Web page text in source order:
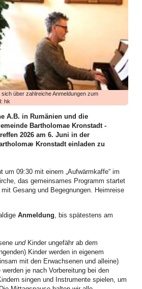
während es in der kirchlichen Presse still
sicherlich nicht gewesen. Die Frauen
vieles bewegt. Die Bilanz des ersten
Fall sehen, wie dies die zahlreichen
aufgabenreichen Auftakt das neue Jahr:
im Januar kamen Frauen aus allen Bezirken
im Elimheim in Michelsberg zusammen. Sie
um Nigeria und seine
Bibeltext aus Matthäus 11,28-30 zu
und den Gottesdienst nach der Ordnung der
um gerüstet und informiert in ihre
Werkstatt für WGT-Multiplikatorinnen war ein
Emeakaroha, der sich zu dem Zeitpunkt
Projekt in Wort und Bild vorstellte. Die
beeindruckt. Für dieses Krankenhaus, bei
der Region medizinische Verpflegung
900 Kindern Zugang zu Bildung geboten
des WGT in unserer Landeskirche
Entspannungsnachmittag an: der Einladung
folgten Mitte Februar viel mehr Frauen
(Hermannstadt) stellte zwei Methoden vor:
nach Jacobsen) und Qigong. Die
über zahlreiche Anmeldungen zum
hk
A.B. in Rumänien und die
Bartholomae Kronstadt -
2026 am 6. Juni in der
Kronstadt einladen zu
um 09:30 mit einem „Aufwärmkaffe“ im
das gemeinsames Programm startet
Gesang und Begegnungen. Heimreise
Anmeldung, bis spätestens am
undKinder ungefähr ab dem
Kinder werden in eigenem
mit den Erwachsenen und alleine)
je nach Vorbereitung bei den
singen und Instrumente spielen, um